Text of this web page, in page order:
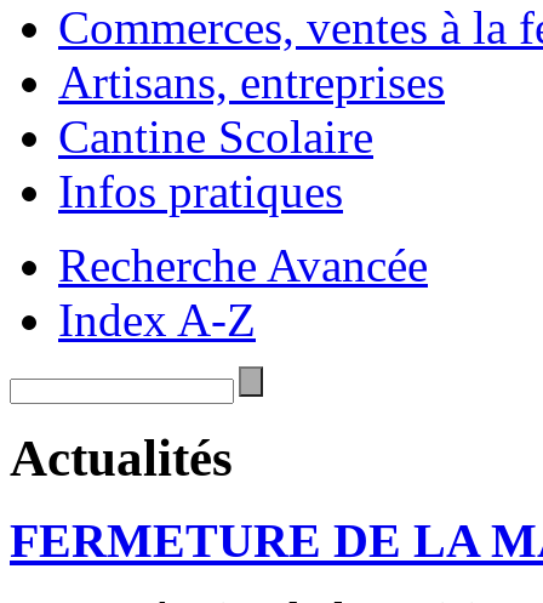
Commerces, ventes à la
Artisans, entreprises
Cantine Scolaire
Infos pratiques
Recherche Avancée
Index A-Z
Actualités
FERMETURE DE LA